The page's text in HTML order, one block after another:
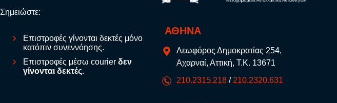
Σημειώστε:
Επιστροφές γίνονται δεκτές μόνο
κατόπιν συνεννόησης.
Επιστροφές μέσω courier δεν
γίνονται δεκτές.
ΑΘΗΝΑ
Λεωφόρος Δημοκρατίας 254,
Αχαρναί, Αττική, Τ.Κ. 13671
210.2315.218 / 210.2320.631